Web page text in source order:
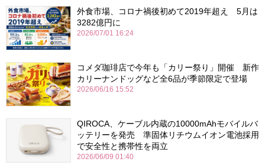
外食市場、コロナ禍後初めて2019年超え 5月は
3282億円に
2026/07/01 16:24
コメダ珈琲店で今年も「カリー祭り」開催 新作
カリーナンドッグなど全6品が季節限定で登場
2026/06/16 15:52
QIROCA、ケーブル内蔵の10000mAhモバイルバ
ッテリーを発売 準固体リチウムイオン電池採用
で安全性と携帯性を両立
2026/06/09 01:40